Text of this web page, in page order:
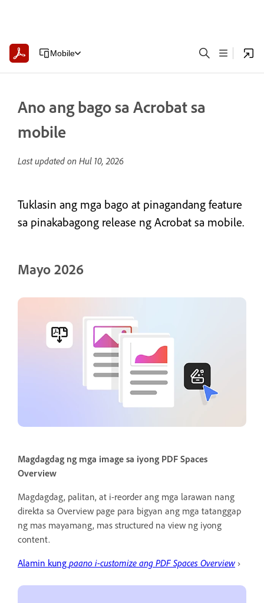
Mobile
Ano ang bago sa Acrobat sa
mobile
Last updated on Hul 10, 2026
Tuklasin ang mga bago at pinagandang feature
sa pinakabagong release ng Acrobat sa mobile.
Mayo 2026
Magdagdag ng mga image sa iyong PDF Spaces
Overview
Magdagdag, palitan, at i-reorder ang mga larawan nang
direkta sa Overview page para bigyan ang mga tatanggap
ng mas mayamang, mas structured na view ng iyong
content.
Alamin kung paano i-customize ang PDF Spaces Overview ›